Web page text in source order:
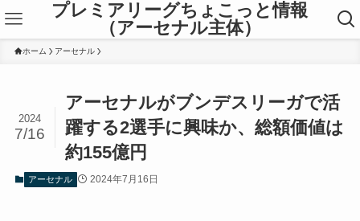
プレミアリーグちょこっと情報
（アーセナル主体）
ホーム アーセナル
アーセナルがブンデスリーガで活
躍する2選手に興味か、総額価値は
約155億円
2024
7/16
アーセナル 2024年7月16日